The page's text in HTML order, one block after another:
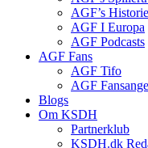
AGF’s Historie
AGF I Europa
AGF Podcasts
AGF Fans
AGF Tifo
AGF Fansange
Blogs
Om KSDH
Partnerklub
KSDH.dk